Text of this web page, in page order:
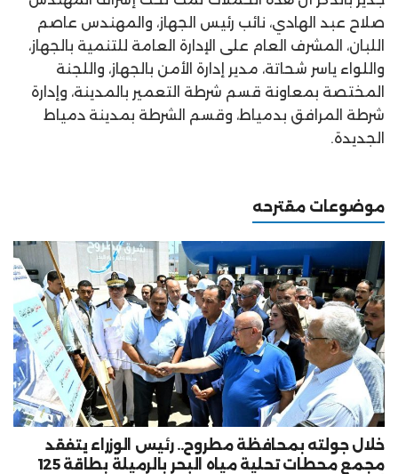
صلاح عبد الهادي، نائب رئيس الجهاز، والمهندس عاصم
اللبان، المشرف العام على الإدارة العامة للتنمية بالجهاز،
واللواء ياسر شحاتة، مدير إدارة الأمن بالجهاز، واللجنة
المختصة بمعاونة قسم شرطة التعمير بالمدينة، وإدارة
شرطة المرافق بدمياط، وقسم الشرطة بمدينة دمياط
الجديدة.
موضوعات مقترحه
خلال جولته بمحافظة مطروح.. رئيس الوزراء يتفقد
مجمع محطات تحلية مياه البحر بالرميلة بطاقة 125